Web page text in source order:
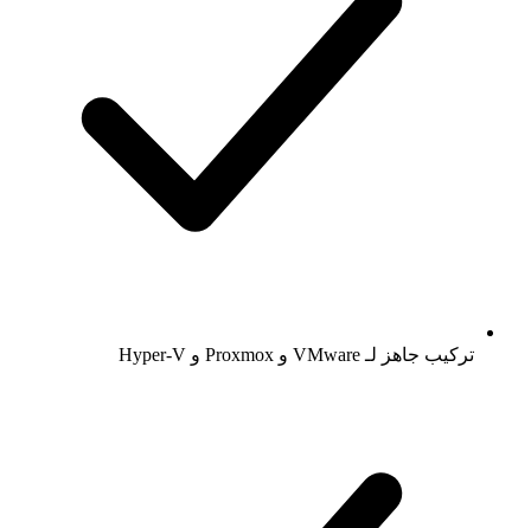
تركيب جاهز لـ VMware و Proxmox و Hyper-V